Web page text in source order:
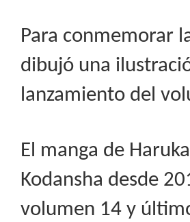
Para conmemorar
dibujó una
lanzamiento del
El manga de
Kodansha desde
volumen 14 y